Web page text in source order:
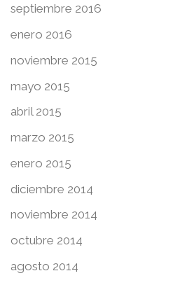
septiembre 2016
enero 2016
noviembre 2015
mayo 2015
abril 2015
marzo 2015
enero 2015
diciembre 2014
noviembre 2014
octubre 2014
agosto 2014